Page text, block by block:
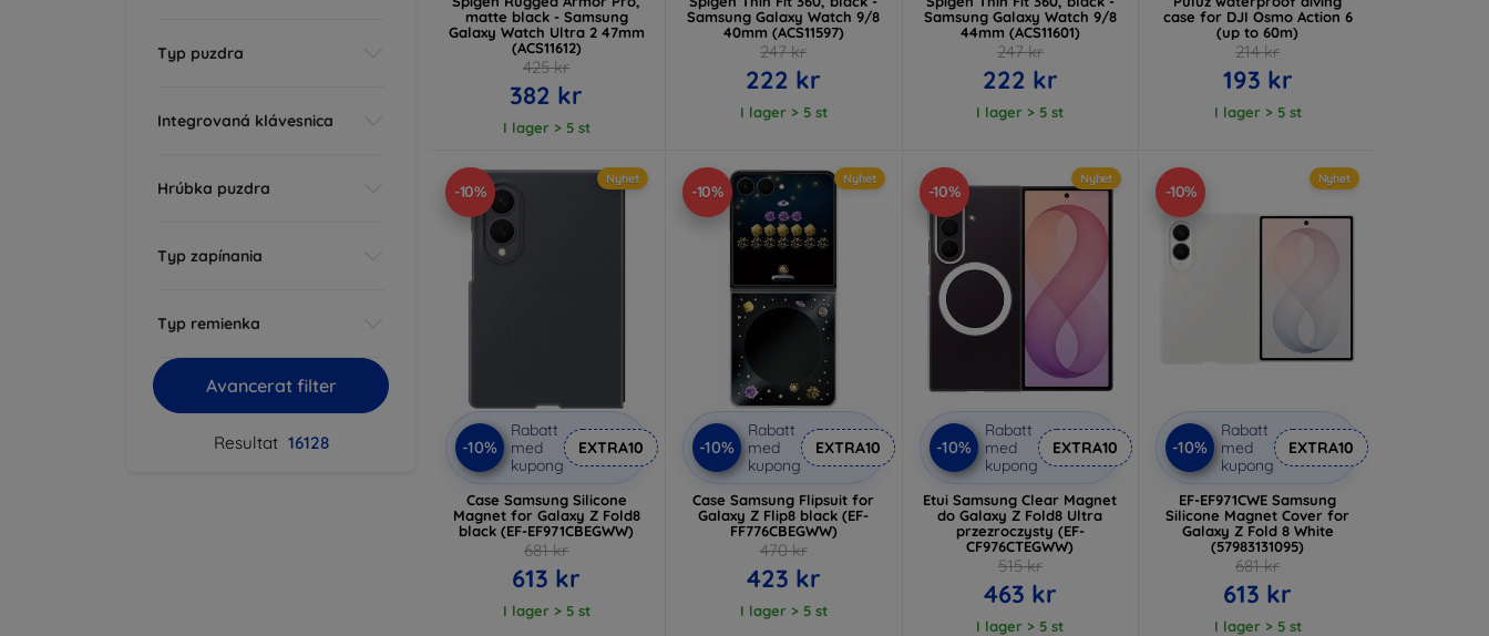
Typ puzdra
Integrovaná klávesnica
Hrúbka puzdra
Typ zapínania
Typ remienka
Avancerat filter
Resultat 16128
matte black - Samsung
Galaxy Watch Ultra 2 47mm
(ACS11612)
425 kr
382 kr
I lager > 5 st
Samsung Galaxy Watch 9/8
40mm (ACS11597)
247 kr
222 kr
I lager > 5 st
Samsung Galaxy Watch 9/8
44mm (ACS11601)
247 kr
222 kr
I lager > 5 st
case for DJI Osmo Action 6
(up to 60m)
214 kr
193 kr
I lager > 5 st
-10%
Nyhet
-10%
Rabatt
med
kupong
EXTRA10
Case Samsung Silicone
Magnet for Galaxy Z Fold8
black (EF-EF971CBEGWW)
681 kr
613 kr
I lager > 5 st
-10%
Nyhet
-10%
Rabatt
med
kupong
EXTRA10
Case Samsung Flipsuit for
Galaxy Z Flip8 black (EF-
FF776CBEGWW)
470 kr
423 kr
I lager > 5 st
-10%
Nyhet
-10%
Rabatt
med
kupong
EXTRA10
Etui Samsung Clear Magnet
do Galaxy Z Fold8 Ultra
przezroczysty (EF-
CF976CTEGWW)
515 kr
463 kr
I lager > 5 st
-10%
Nyhet
-10%
Rabatt
med
kupong
EXTRA10
EF-EF971CWE Samsung
Silicone Magnet Cover for
Galaxy Z Fold 8 White
(57983131095)
681 kr
613 kr
I lager > 5 st